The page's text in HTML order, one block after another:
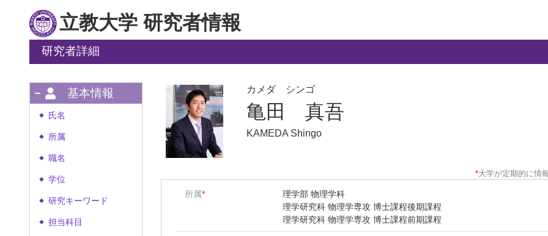
立教大学 研究者情報
研究者詳細
基本情報
◆ 氏名
◆ 所属
◆ 職名
◆ 学位
◆ 研究キーワード
◆ 担当科目
カメダ シンゴ
亀田 真吾
KAMEDA Shingo
*大学が定期的に情
所属*
理学部 物理学科
理学研究科 物理学専攻 博士課程後期課程
理学研究科 物理学専攻 博士課程前期課程